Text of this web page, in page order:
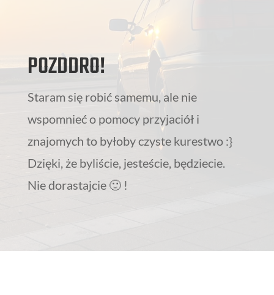
POZDDRO!
Staram się robić samemu, ale nie
wspomnieć o pomocy przyjaciół i
znajomych to byłoby czyste kurestwo :}
Dzięki, że byliście, jesteście, będziecie.
Nie dorastajcie 🙂 !